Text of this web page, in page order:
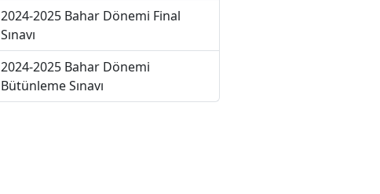
2024-2025 Bahar Dönemi Final
Sınavı
2024-2025 Bahar Dönemi
Bütünleme Sınavı